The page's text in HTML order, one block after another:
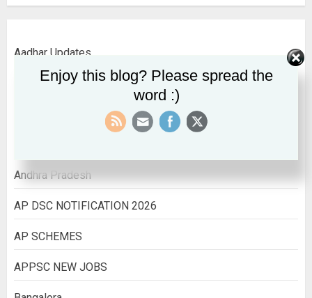
Aadhar Updates
AADHAR UPDATES
ALL INDIA INFORMATION
Andhra Pradesh
AP DSC NOTIFICATION 2026
AP SCHEMES
APPSC NEW JOBS
Enjoy this blog? Please spread the
word :)